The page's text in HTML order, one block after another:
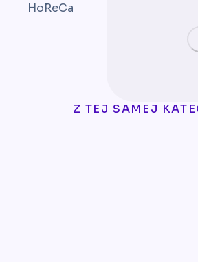
HoReCa
Z TEJ SAMEJ